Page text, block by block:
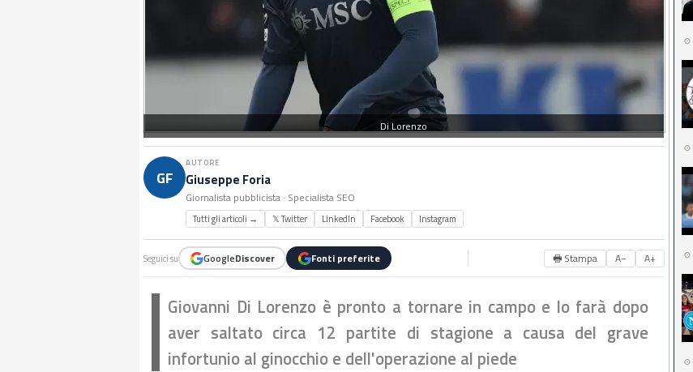
Di Lorenzo
GF
AUTORE
Giuseppe Foria
Giornalista pubblicista · Specialista SEO
Tutti gli articoli → 𝕏 Twitter LinkedIn Facebook Instagram
Seguici su GoogleDiscover Fonti preferite 🖶 Stampa A− A+
Giovanni Di Lorenzo è pronto a tornare in campo e lo farà dopo
aver saltato circa 12 partite di stagione a causa del grave
infortunio al ginocchio e dell'operazione al piede